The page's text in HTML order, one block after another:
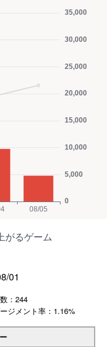
がるゲーム
01
：244
ジメント率：1.16%